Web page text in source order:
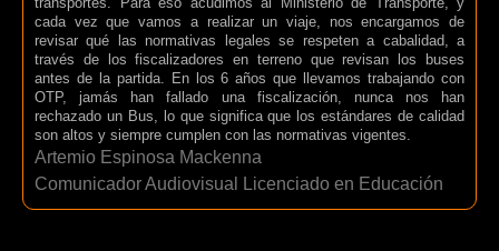
cada vez que vamos a realizar un viaje, nos encargamos de
revisar qué las normativas legales se respeten a cabalidad, a
través de los fiscalizadores en terreno que revisan los buses
antes de la partida. En los 6 años que llevamos trabajando con
OTP, jamás han fallado una fiscalización, nunca nos han
rechazado un Bus, lo que significa que los estándares de calidad
son altos y siempre cumplen con las normativas vigentes.
Artemio Espinosa Mackenna
Comunicador Audiovisual Licenciado en Educación